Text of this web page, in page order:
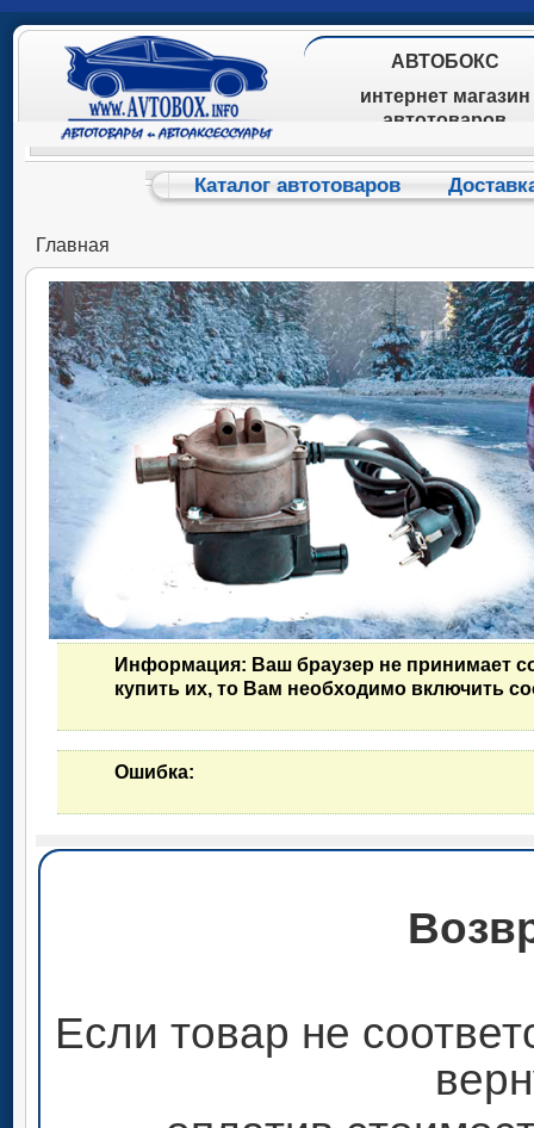
АВТОБОКС
интернет магазин
автотоваров
Каталог автотоваров
Главная
Информация: Ваш браузер не принимает
купить их, то Вам необходимо включить
Ошибка:
Если товар не